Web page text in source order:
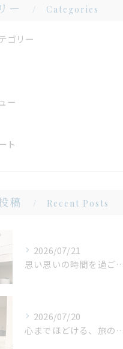
ー Categories
ゴリー
ー
ト
稿 Recent Posts
2026/07/21
思い思いの時間を過ごせる場所。広い庭だからこそ生まれる、心地よいひととき
2026/07/20
心までほどける、旅の締めくくり。広々ジャグジーで味わう、ゆったりとしたリラックスタイム